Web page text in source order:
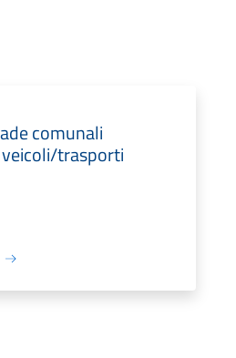
comunali
trasporti